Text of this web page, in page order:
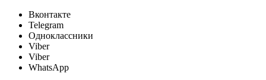
Вконтакте
Telegram
Одноклассники
Viber
Viber
WhatsApp